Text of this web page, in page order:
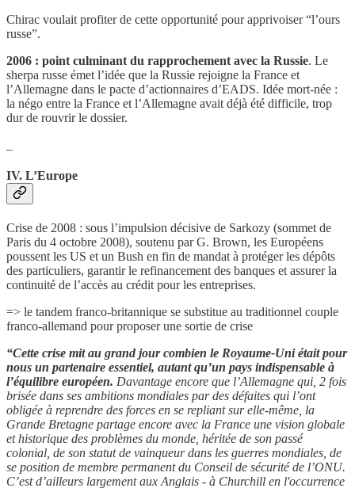
Chirac voulait profiter de cette opportunité pour apprivoiser “l’ours
russe”.
2006 : point culminant du rapprochement avec la Russie. Le
sherpa russe émet l’idée que la Russie rejoigne la France et
l’Allemagne dans le pacte d’actionnaires d’EADS. Idée mort-née :
la négo entre la France et l’Allemagne avait déjà été difficile, trop
dur de rouvrir le dossier.
IV. L’Europe
Crise de 2008 : sous l’impulsion décisive de Sarkozy (sommet de
Paris du 4 octobre 2008), soutenu par G. Brown, les Européens
poussent les US et un Bush en fin de mandat à protéger les dépôts
des particuliers, garantir le refinancement des banques et assurer la
continuité de l’accès au crédit pour les entreprises.
=> le tandem franco-britannique se substitue au traditionnel couple
franco-allemand pour proposer une sortie de crise
“Cette crise mit au grand jour combien le Royaume-Uni était pour
nous un partenaire essentiel, autant qu’un pays indispensable à
l’équilibre européen. Davantage encore que l’Allemagne qui, 2 fois
brisée dans ses ambitions mondiales par des défaites qui l’ont
obligée à reprendre des forces en se repliant sur elle-même, la
Grande Bretagne partage encore avec la France une vision globale
et historique des problèmes du monde, héritée de son passé
colonial, de son statut de vainqueur dans les guerres mondiales, de
se position de membre permanent du Conseil de sécurité de l’ONU.
C’est d’ailleurs largement aux Anglais - à Churchill en l'occurrence